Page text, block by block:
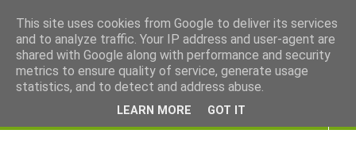
This site uses cookies from Google to deliver its services
and to analyze traffic. Your IP address and user-agent are
shared with Google along with performance and security
metrics to ensure quality of service, generate usage
statistics, and to detect and address abuse.
LEARN MORE GOT IT